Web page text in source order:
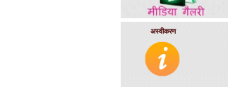
अस्वीकरण